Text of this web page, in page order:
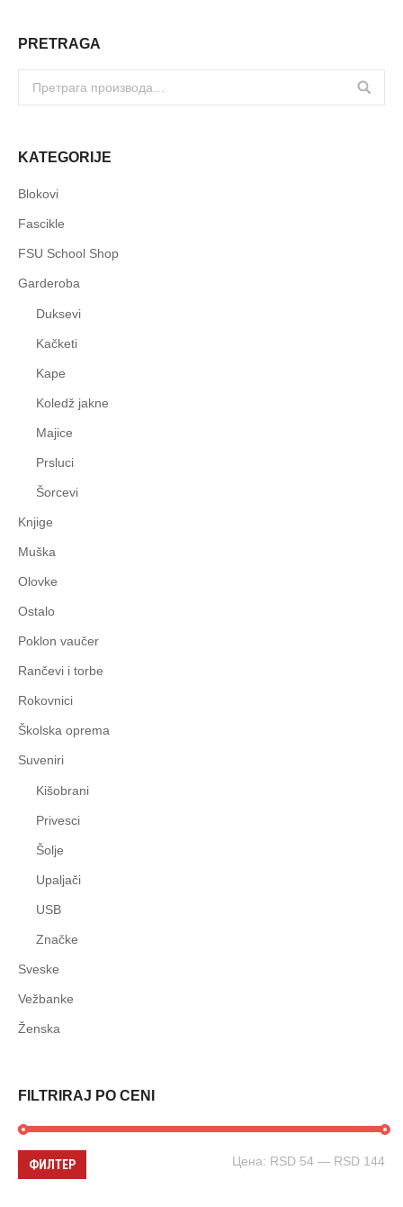
PRETRAGA
KATEGORIJE
Blokovi
Fascikle
FSU School Shop
Garderoba
Duksevi
Kačketi
Kape
Koledž jakne
Majice
Prsluci
Šorcevi
Knjige
Muška
Olovke
Ostalo
Poklon vaučer
Rančevi i torbe
Rokovnici
Školska oprema
Suveniri
Kišobrani
Privesci
Šolje
Upaljači
USB
Značke
Sveske
Vežbanke
Ženska
FILTRIRAJ PO CENI
ФИЛТЕР Цена: RSD 54 — RSD 144